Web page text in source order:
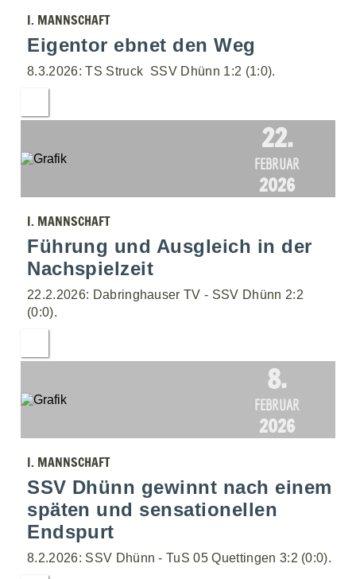
I. MANNSCHAFT
Eigentor ebnet den Weg
8.3.2026: TS Struck  SSV Dhünn 1:2 (1:0).
22.
FEBRUAR
2026
I. MANNSCHAFT
Führung und Ausgleich in der
Nachspielzeit
22.2.2026: Dabringhauser TV - SSV Dhünn 2:2
(0:0).
8.
FEBRUAR
2026
I. MANNSCHAFT
SSV Dhünn gewinnt nach einem
späten und sensationellen
Endspurt
8.2.2026: SSV Dhünn - TuS 05 Quettingen 3:2 (0:0).